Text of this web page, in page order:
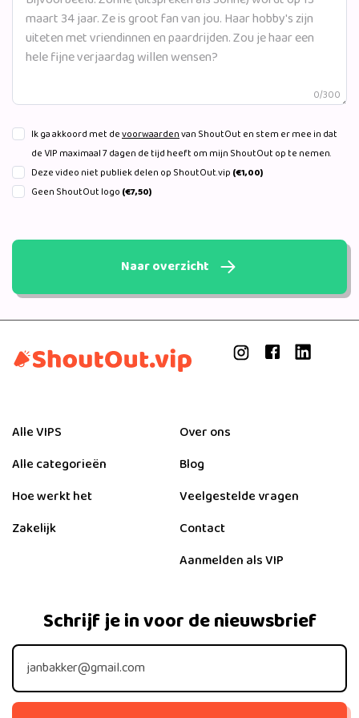
0/300
Ik ga akkoord met devoorwaardenvan ShoutOut en stem er mee in dat
de VIP maximaal 7 dagen de tijd heeft om mijn ShoutOut op te nemen.
Deze video niet publiek delen op ShoutOut.vip (€1,00)
Geen ShoutOut logo (€7,50)
Naar overzicht
Alle VIPS
Alle categorieën
Hoe werkt het
Zakelijk
Over ons
Blog
Veelgestelde vragen
Contact
Aanmelden als VIP
Schrijf je in voor de nieuwsbrief